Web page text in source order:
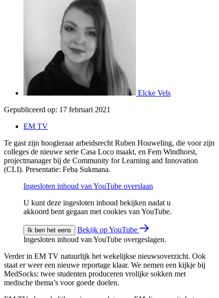
Elcke Vels
Gepubliceerd op: 17 februari 2021
EM TV
Te gast zijn hoogleraar arbeidsrecht Ruben Houweling, die voor zijn
colleges de nieuwe serie Casa Loco maakt, en Fem Windhorst,
projectmanager bij de Community for Learning and Innovation
(CLI). Presentatie: Feba Sukmana.
Ingesloten inhoud van YouTube overslaan
U kunt deze ingesloten inhoud bekijken nadat u
akkoord bent gegaan met cookies van YouTube.
Ik ben het eens
Bekijk op YouTube
Ingesloten inhoud van YouTube overgeslagen.
Verder in EM TV natuurlijk het wekelijkse nieuwsoverzicht. Ook
staat er weer een nieuwe reportage klaar. We nemen een kijkje bij
MedSocks: twee studenten produceren vrolijke sokken met
medische thema’s voor goede doelen.